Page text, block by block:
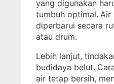
yang digunakan
tumbuh optimal. Air
diperbarui secara
atau drum.
Lebih lanjut,
budidaya belut.
air tetap bersih,